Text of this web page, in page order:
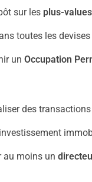
sur les plus-values
toutes les
un Occupation
des
au moins un